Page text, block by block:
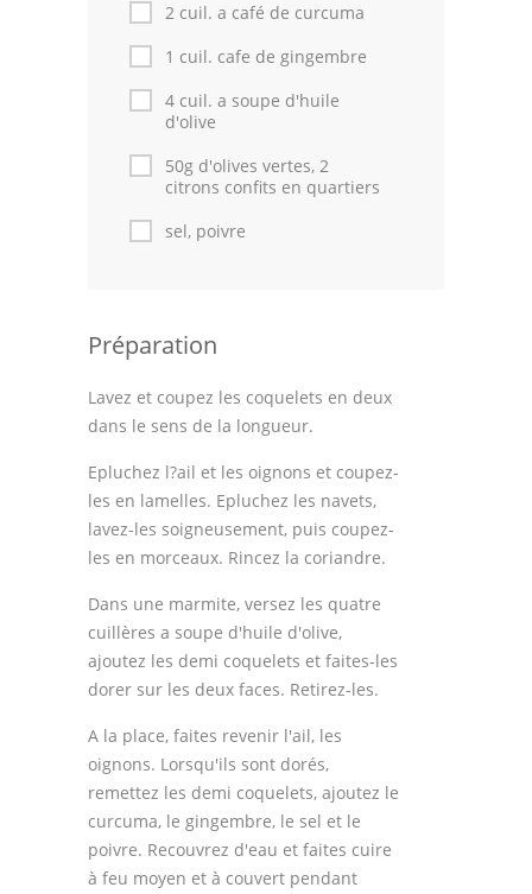
Articles
Actualités
Astuces de cuisine
Leçons de cuisine
Fêtes Religieuses
Espace Personnel
2 cuil. a café de curcuma
1 cuil. cafe de gingembre
4 cuil. a soupe d'huile
d'olive
50g d'olives vertes, 2
citrons confits en quartiers
sel, poivre
Préparation
Lavez et coupez les coquelets en deux
dans le sens de la longueur.
Epluchez l?ail et les oignons et coupez-
les en lamelles. Epluchez les navets,
lavez-les soigneusement, puis coupez-
les en morceaux. Rincez la coriandre.
Dans une marmite, versez les quatre
cuillères a soupe d'huile d'olive,
ajoutez les demi coquelets et faites-les
dorer sur les deux faces. Retirez-les.
A la place, faites revenir l'ail, les
oignons. Lorsqu'ils sont dorés,
remettez les demi coquelets, ajoutez le
curcuma, le gingembre, le sel et le
poivre. Recouvrez d'eau et faites cuire
à feu moyen et à couvert pendant